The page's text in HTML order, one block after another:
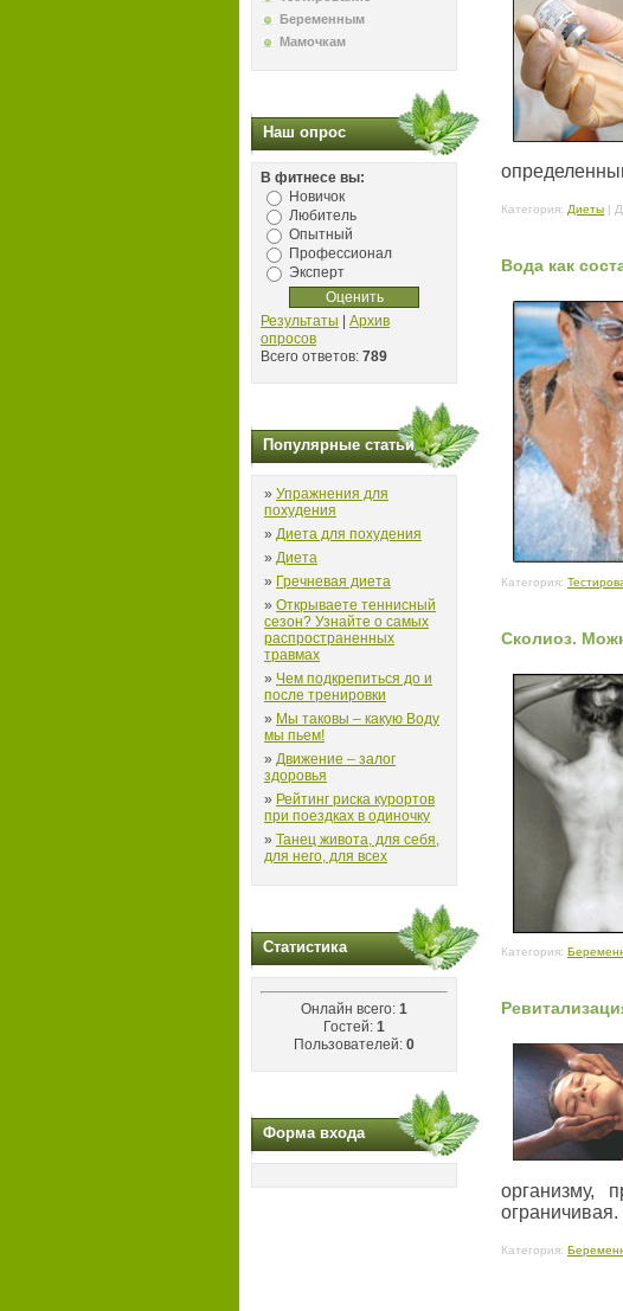
Беременным
Мамочкам
Наш опрос
В фитнесе вы:
Новичок
Любитель
Опытный
Профессионал
Эксперт
Результаты
Архив
опросов
Всего ответов: 789
Популярные статьи
» Упражнения для
похудения
» Диета для похудения
» Диета
» Гречневая диета
» Открываете теннисный
сезон? Узнайте о самых
распространенных
травмах
» Чем подкрепиться до и
после тренировки
» Мы таковы – какую Воду
мы пьем!
» Движение – залог
здоровья
» Рейтинг риска курортов
при поездках в одиночку
» Танец живота, для себя,
для него, для всех
Статистика
Онлайн всего: 1
Гостей: 1
Пользователей: 0
Форма входа
Категория: Диеты |
Вода как
Категория:
Сколиоз.
Категория:
организму,
ограничивая.
Категория: